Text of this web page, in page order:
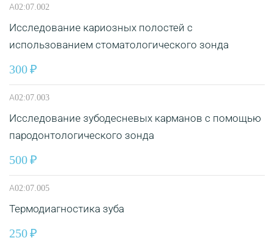
А02:07.002
Исследование кариозных полостей с
использованием стоматологического зонда
300
А02:07.003
Исследование зубодесневых карманов с помощью
пародонтологического зонда
500
А02:07.005
Термодиагностика зуба
250